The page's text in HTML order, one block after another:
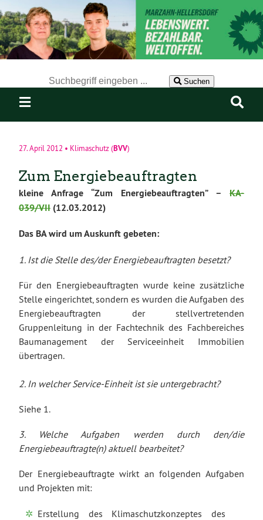
Suchen
27. April 2012 • Klimaschutz(BVV)
Zum Energiebeauftragten
kleine Anfrage “Zum Energiebeauftragten” – KA-
039/VII (12.03.2012)
Das BA wird um Auskunft gebeten:
1. Ist die Stelle des/der Energiebeauftragten besetzt?
Für den Energiebeauftragten wurde keine zusätzliche
Stelle eingerichtet, sondern es wurden die Aufgaben des
Energiebeauftragten der stellvertretenden
Gruppenleitung in der Fachtechnik des Fachbereiches
Baumanagement der Serviceeinheit Immobilien
übertragen.
2. In welcher Service-Einheit ist sie untergebracht?
Siehe 1.
3. Welche Aufgaben werden durch den/die
Energiebeauftragte(n) aktuell bearbeitet?
Der Energiebeauftragte wirkt an folgenden Aufgaben
und Projekten mit:
Erstellung des Klimaschutzkonzeptes des